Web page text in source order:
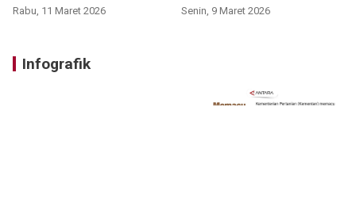
Rabu, 11 Maret 2026 Senin, 9 Maret 2026
Infografik